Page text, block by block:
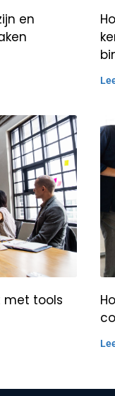
en
met tools